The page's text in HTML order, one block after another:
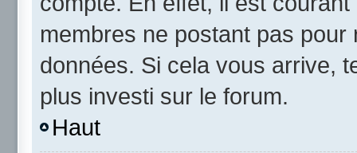
membres ne postant pas
données. Si cela vous arrive,
plus investi sur le forum.
Haut